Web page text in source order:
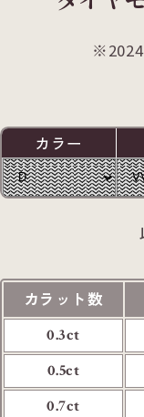
カラー
カラット数
0.3ct
0.5ct
0.7ct